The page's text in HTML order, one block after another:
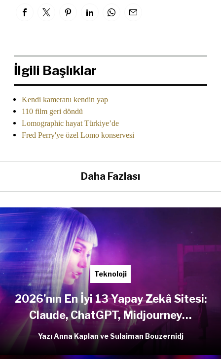
İlgili Başlıklar
Kendi kameranı kendin yap
110 film geri döndü
Lomographic hayat Türkiye’de
Fred Perry'ye özel Lomo konservesi
Daha Fazlası
Teknoloji
2026’nın En İyi 13 Yapay Zekâ Sitesi:
Claude, ChatGPT, Midjourney…
Yazı Anna Kaplan ve Sulaiman Bouzernidj